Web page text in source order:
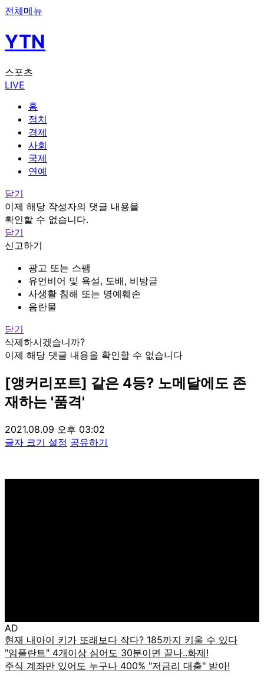
전체메뉴
YTN
스포츠
LIVE
홈
정치
경제
사회
국제
연예
닫기
이제 해당 작성자의 댓글 내용을
확인할 수 없습니다.
닫기
신고하기
광고 또는 스팸
유언비어 및 욕설, 도배, 비방글
사생활 침해 또는 명예훼손
음란물
닫기
삭제하시겠습니까?
이제 해당 댓글 내용을 확인할 수 없습니다
[앵커리포트] 같은 4등? 노메달에도 존
재하는 '품격'
2021.08.09 오후 03:02
글자 크기 설정 공유하기
AD